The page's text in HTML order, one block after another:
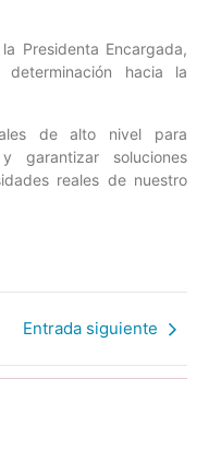
Presidenta Encargada,
determinación hacia la
de alto nivel para
garantizar soluciones
reales de nuestro
Entrada siguiente